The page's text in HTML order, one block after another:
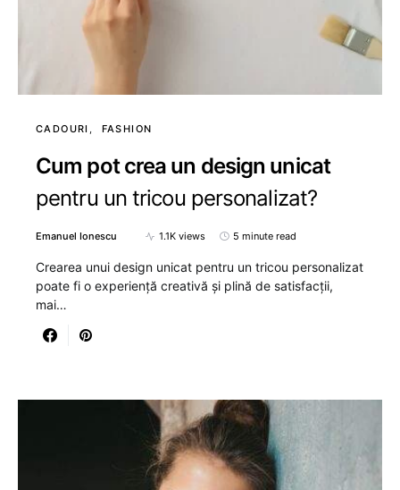
CADOURI FASHION
Cum pot crea un design unicat
pentru un tricou personalizat?
Emanuel Ionescu 1.1K views 5 minute read
Crearea unui design unicat pentru un tricou personalizat
poate fi o experiență creativă și plină de satisfacții,
mai…